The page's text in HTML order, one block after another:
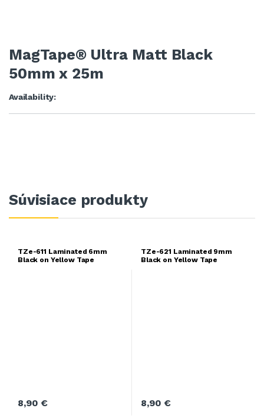
MagTape® Ultra Matt Black
50mm x 25m
Availability:
Súvisiace produkty
TZe-611 Laminated 6mm
Black on Yellow Tape
8,90€
TZe-621 Laminated 9mm
Black on Yellow Tape
8,90€